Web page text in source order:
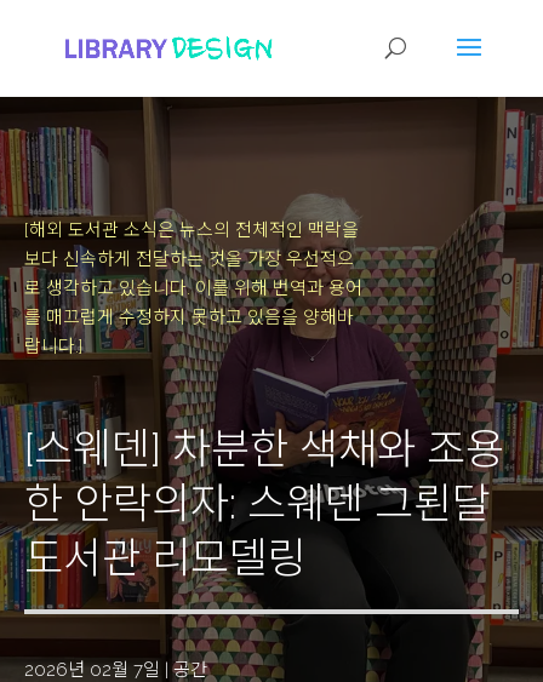
[해외 도서관 소식은 뉴스의 전체적인 맥락을
보다 신속하게 전달하는 것을 가장 우선적으
로 생각하고 있습니다.이를 위해 번역과 용어
를 매끄럽게 수정하지 못하고 있음을 양해바
랍니다.]
[스웨덴] 차분한 색채와 조용
한 안락의자: 스웨덴 그뢴달
도서관 리모델링
2026년 02월 7일 |공간